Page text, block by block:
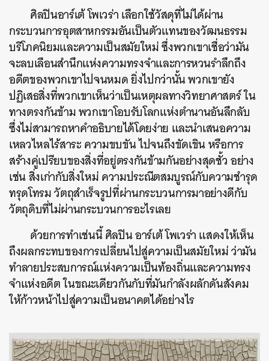
ศิลปินอาร์เต้ โพเวร่า เลือกใช้วัสดุที่ไม่ได้ผ่าน
กระบวนการอุตสาหกรรมอันเป็นตัวแทนของวัฒนธรรม
บริโภคนิยมและความเป็นสมัยใหม่ ซึ่งพวกเขาเชื่อว่ามัน
จะลบเลือนสำนึกแห่งความทรงจำและการหวนรำลึกถึง
อดีตของพวกเขาไปจนหมด ยิ่งไปกว่านั้น พวกเขายัง
ปฏิเสธสิ่งที่พวกเขาเห็นว่าเป็นเหตุผลทางวิทยาศาสตร์ ใน
ทางตรงกันข้าม พวกเขาโอบรับโลกแห่งตำนานอันลึกลับ
ซึ่งไม่สามารถหาคำอธิบายได้โดยง่าย และนำเสนอความ
เหลวไหลไร้สาระ ความขบขัน ไปจนถึงขัดเขิน หรือการ
สร้างคู่เปรียบของสิ่งที่อยู่ตรงกันข้ามกันอย่างสุดชั้ว อย่าง
เช่น สิ่งเก่ากับสิ่งใหม่ ความประณีตสมบูรณ์กับความชำรุด
ทรุดโทรม วัตถุสำเร็จรูปที่ผ่านกระบวนการมาอย่างดีกับ
วัตถุดิบที่ไม่ผ่านกระบวนการอะไรเลย
ด้วยการทำเช่นนี้ ศิลปิน อาร์เต้ โพเวร่า แสดงให้เห็น
ถึงผลกระทบของการเปลี่ยนไปสู่ความเป็นสมัยใหม่ ว่ามัน
ทำลายประสบการณ์แห่งความเป็นท้องถิ่นและความทรง
จำแห่งอดีต ในขณะเดียวกันกับที่มันกำลังผลักดันสังคม
ให้ก้าวหน้าไปสู่ความเป็นอนาคตได้อย่างไร